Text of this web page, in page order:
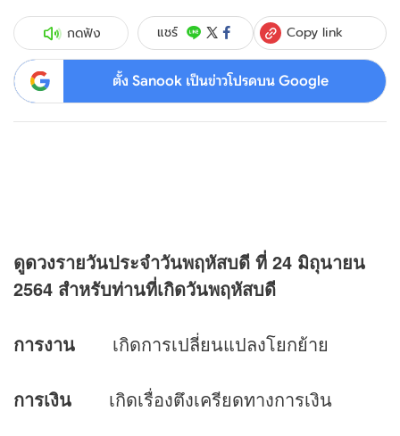
กดฟัง แชร์ Copy link
ตั้ง Sanook เป็นข่าวโปรดบน Google
ดูดวงรายวันประจำวันพฤหัสบดี ที่ 24 มิถุนายน
2564 สำหรับท่านที่เกิดวันพฤหัสบดี
การงาน เกิดการเปลี่ยนแปลงโยกย้าย
การเงิน เกิดเรื่องตึงเครียดทางการเงิน